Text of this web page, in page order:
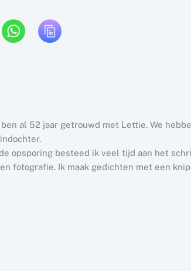
al 52 jaar getrouwd met Lettie. We
opsporing besteed ik veel tijd aan het
fotografie. Ik maak gedichten met een